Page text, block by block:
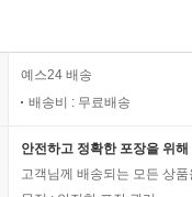
예스24 배송
배송비 : 무료배송
안전하고 정확한 포장을 위
고객님께 배송되는 모든 상